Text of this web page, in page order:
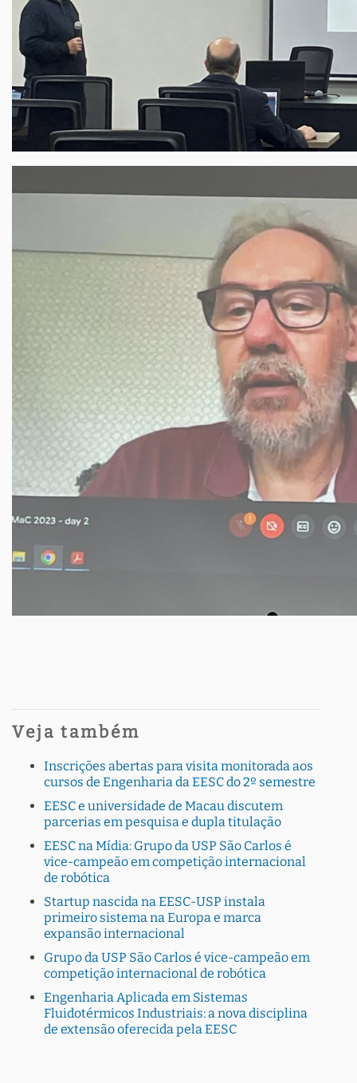
Veja também
Inscrições abertas para visita monitorada aos
cursos de Engenharia da EESC do 2º semestre
EESC e universidade de Macau discutem
parcerias em pesquisa e dupla titulação
EESC na Mídia: Grupo da USP São Carlos é
vice-campeão em competição internacional
de robótica
Startup nascida na EESC-USP instala
primeiro sistema na Europa e marca
expansão internacional
Grupo da USP São Carlos é vice-campeão em
competição internacional de robótica
Engenharia Aplicada em Sistemas
Fluidotérmicos Industriais: a nova disciplina
de extensão oferecida pela EESC